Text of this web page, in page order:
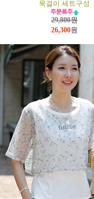
목걸이 세트구성
29,800원
26,300원